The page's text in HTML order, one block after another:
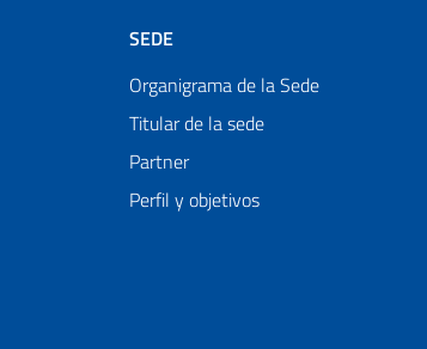
SEDE
Organigrama de la Sede
Titular de la sede
Partner
Perfil y objetivos